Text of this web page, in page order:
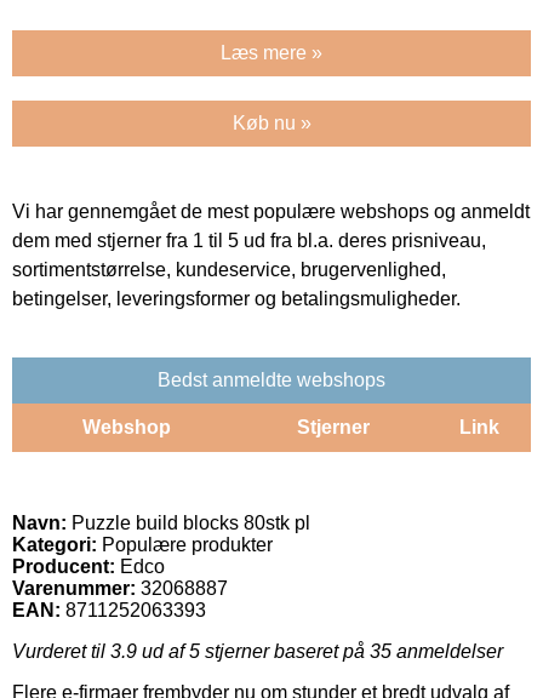
Læs mere »
Køb nu »
Vi har gennemgået de mest populære webshops og anmeldt
dem med stjerner fra 1 til 5 ud fra bl.a. deres prisniveau,
sortimentstørrelse, kundeservice, brugervenlighed,
betingelser, leveringsformer og betalingsmuligheder.
Bedst anmeldte webshops
Webshop Stjerner Link
Navn: Puzzle build blocks 80stk pl
Kategori: Populære produkter
Producent: Edco
Varenummer: 32068887
EAN: 8711252063393
Vurderet til 3.9 ud af 5 stjerner baseret på 35 anmeldelser
Flere e-firmaer frembyder nu om stunder et bredt udvalg af